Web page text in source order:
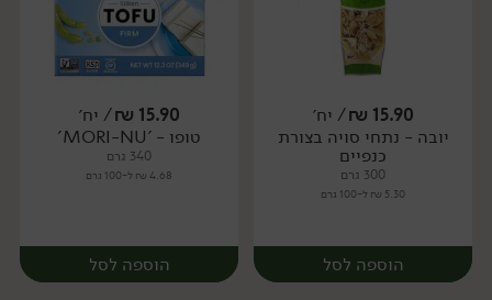
יח׳ יח׳
15.90
₪/ יח׳
יובה - נתחי סויה בצורת
כנפיים
300 גרם
5.30 ₪ ל-100 גרם
הוספה לסל
15.90
₪/ יח׳
טופו - 'MORI-NU'
340 גרם
4.68 ₪ ל-100 גרם
הוספה לסל